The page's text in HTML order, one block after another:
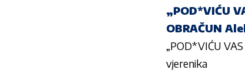
„POD*VIĆU
OBRAČUN
„POD*VIĆU
vjerenika